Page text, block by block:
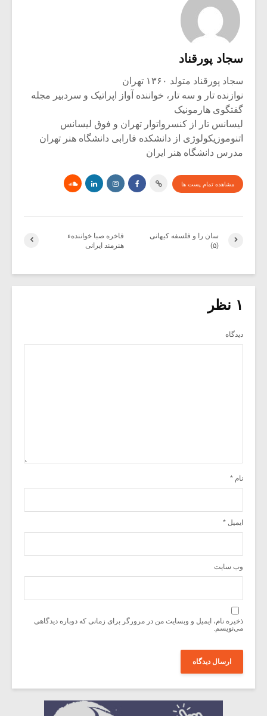
سجاد پورقناد
سجاد پورقناد متولد ۱۳۶۰ تهران
نوازنده تار و سه تار، خواننده آواز اپراتیک و سردبیر مجله
گفتگوی هارمونیک
لیسانس تار از کنسرواتوار تهران و فوق لیسانس
اتنوموزیکولوژی از دانشکده فارابی دانشگاه هنر تهران
مدرس دانشگاه هنر ایران
مشاهده تمام پست ها
فاخره صبا خوانندهء
هنرمند ایرانی
سان را و فلسفه کیهانی
(۵)
۱ نظر
دیدگاه
نام *
ایمیل *
وب‌ سایت
ذخیره نام، ایمیل و وبسایت من در مرورگر برای زمانی که دوباره دیدگاهی
می‌نویسم.